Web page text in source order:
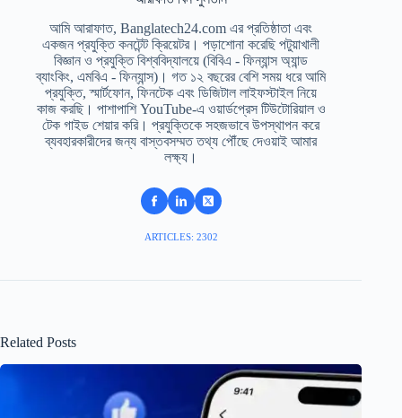
আমি আরাফাত, Banglatech24.com এর প্রতিষ্ঠাতা এবং
একজন প্রযুক্তি কনটেন্ট ক্রিয়েটর। পড়াশোনা করেছি পটুয়াখালী
বিজ্ঞান ও প্রযুক্তি বিশ্ববিদ্যালয়ে (বিবিএ - ফিন্যান্স অ্যান্ড
ব্যাংকিং, এমবিএ - ফিন্যান্স)। গত ১২ বছরের বেশি সময় ধরে আমি
প্রযুক্তি, স্মার্টফোন, ফিনটেক এবং ডিজিটাল লাইফস্টাইল নিয়ে
কাজ করছি। পাশাপাশি YouTube-এ ওয়ার্ডপ্রেস টিউটোরিয়াল ও
টেক গাইড শেয়ার করি। প্রযুক্তিকে সহজভাবে উপস্থাপন করে
ব্যবহারকারীদের জন্য বাস্তবসম্মত তথ্য পৌঁছে দেওয়াই আমার
লক্ষ্য।
ARTICLES: 2302
Related Posts